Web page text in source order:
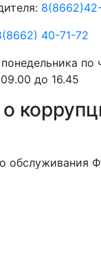
40-71-72
по
до 16.45
обслуживания